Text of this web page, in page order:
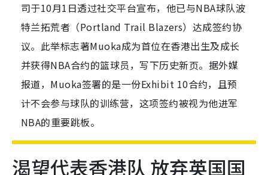
司于10月1日透过社交平台宣布，他已与NBA球队波
特兰拓荒者（Portland Trail Blazers）达成签约协
议。此举标志著Muoka成为首位在香港出生及成长
并获得NBA合约的篮球员，写下历史新页。据外媒
报道，Muoka签署的是一份Exhibit 10合约，且预
计不会参与球队的训练营，这项签约被视为他进军
NBA的重要跳板。
渴望代表香港队 放弃英国国